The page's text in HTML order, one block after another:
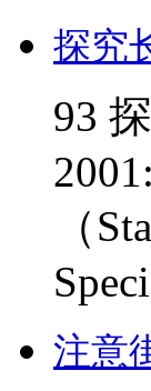
探究
93
（
注意